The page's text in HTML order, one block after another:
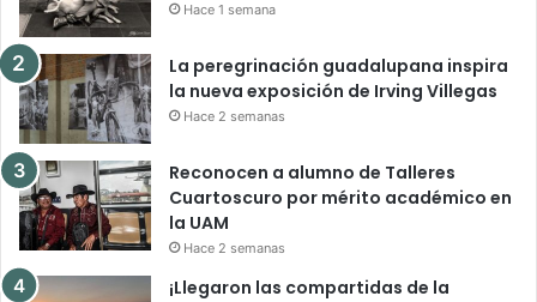
Hace 1 semana
La peregrinación guadalupana inspira
la nueva exposición de Irving Villegas
Hace 2 semanas
Reconocen a alumno de Talleres
Cuartoscuro por mérito académico en
la UAM
Hace 2 semanas
¡Llegaron las compartidas de la